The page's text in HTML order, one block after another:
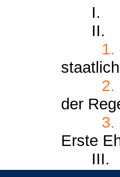
I.
II.
1.
2.
der
3.
Erste
III.